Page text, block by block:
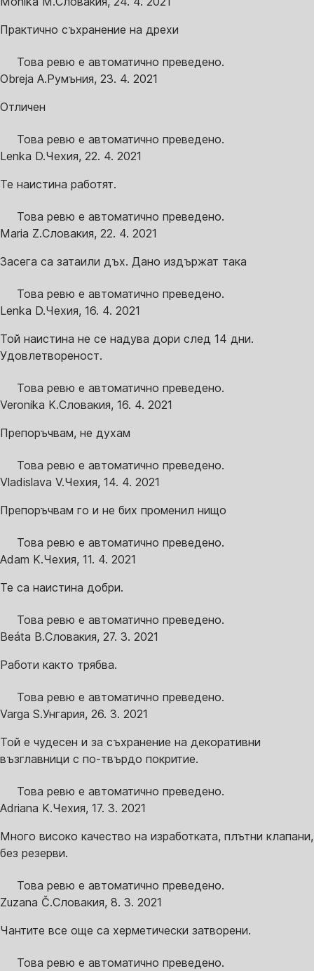
Практично съхранение на дрехи
Това ревю е автоматично преведено.
Obreja A.Румъния, 23. 4. 2021
Отличен
Това ревю е автоматично преведено.
Lenka D.Чехия, 22. 4. 2021
Те наистина работят.
Това ревю е автоматично преведено.
Maria Z.Словакия, 22. 4. 2021
Засега са затаили дъх. Дано издържат така
Това ревю е автоматично преведено.
Lenka D.Чехия, 16. 4. 2021
Той наистина не се надува дори след 14 дни.
Удовлетвореност.
Това ревю е автоматично преведено.
Veronika K.Словакия, 16. 4. 2021
Препоръчвам, не духам
Това ревю е автоматично преведено.
Vladislava V.Чехия, 14. 4. 2021
Препоръчвам го и не бих променил нищо
Това ревю е автоматично преведено.
Adam K.Чехия, 11. 4. 2021
Те са наистина добри.
Това ревю е автоматично преведено.
Beáta B.Словакия, 27. 3. 2021
Работи както трябва.
Това ревю е автоматично преведено.
Varga S.Унгария, 26. 3. 2021
Той е чудесен и за съхранение на декоративни
възглавници с по-твърдо покритие.
Това ревю е автоматично преведено.
Adriana K.Чехия, 17. 3. 2021
Много високо качество на изработката, плътни клапани,
без резерви.
Това ревю е автоматично преведено.
Zuzana Č.Словакия, 8. 3. 2021
Чантите все още са херметически затворени.
Това ревю е автоматично преведено.